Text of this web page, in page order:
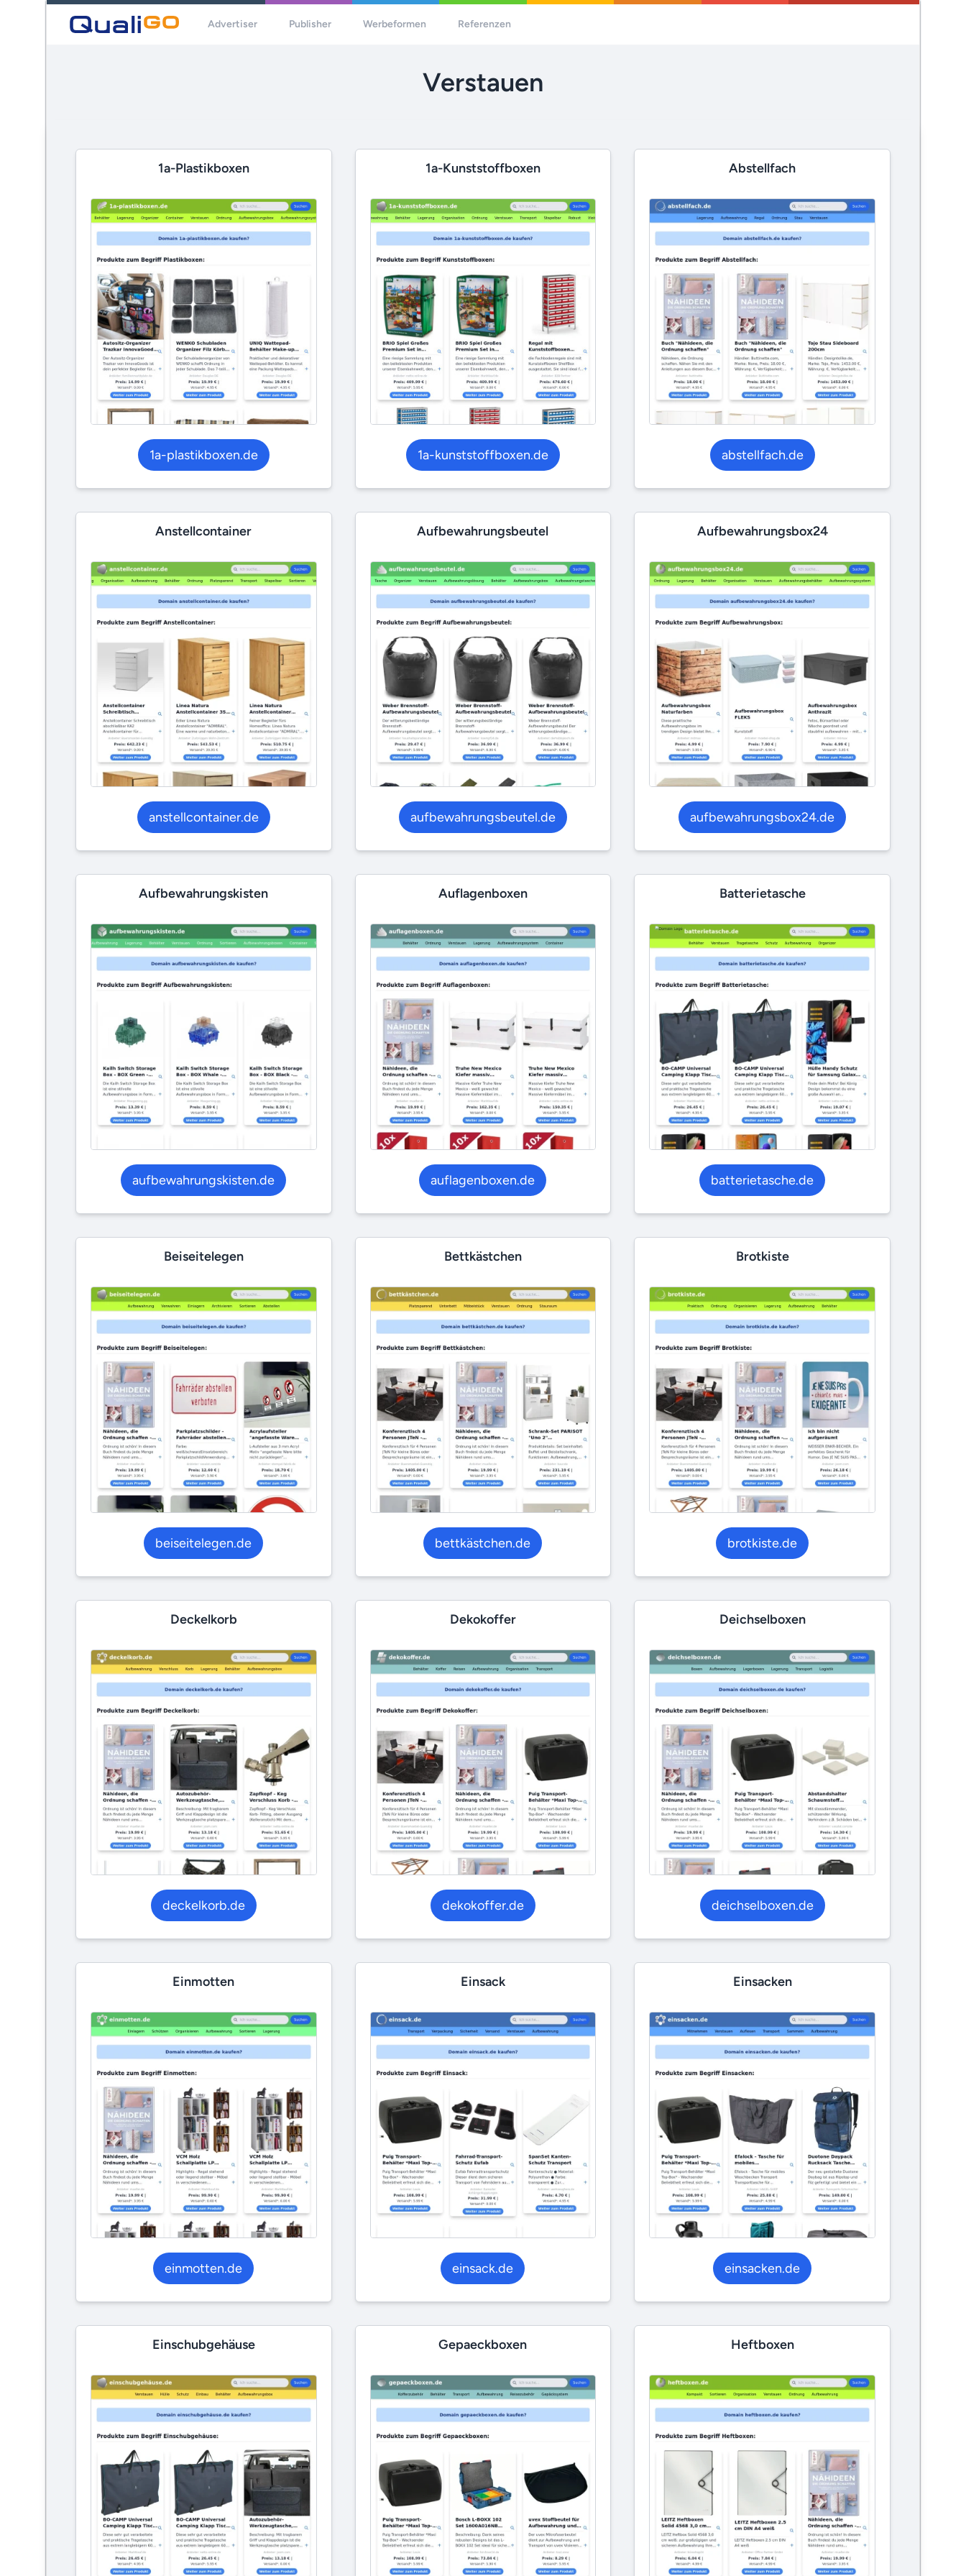
Advertiser Publisher Werbeformen Referenzen
Verstauen
1a-Plastikboxen
1a-plastikboxen.de
1a-Kunststoffboxen
1a-kunststoffboxen.de
Abstellfach
abstellfach.de
Anstellcontainer
anstellcontainer.de
Aufbewahrungsbeutel
aufbewahrungsbeutel.de
Aufbewahrungsbox24
aufbewahrungsbox24.de
Aufbewahrungskisten
aufbewahrungskisten.de
Auflagenboxen
auflagenboxen.de
Batterietasche
batterietasche.de
Beiseitelegen
beiseitelegen.de
Bettkästchen
bettkästchen.de
Brotkiste
brotkiste.de
Deckelkorb
deckelkorb.de
Dekokoffer
dekokoffer.de
Deichselboxen
deichselboxen.de
Einmotten
einmotten.de
Einsack
einsack.de
Einsacken
einsacken.de
Einschubgehäuse Gepaeckboxen Heftboxen